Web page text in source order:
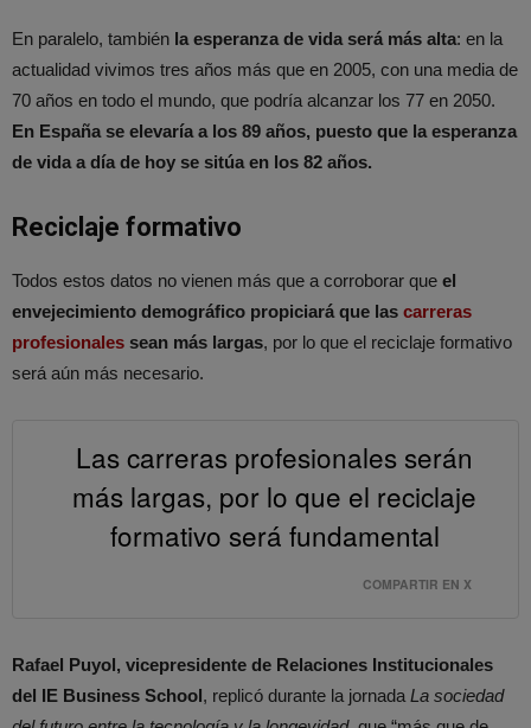
En paralelo, también la esperanza de vida será más alta: en la
actualidad vivimos tres años más que en 2005, con una media de
70 años en todo el mundo, que podría alcanzar los 77 en 2050.
En España se elevaría a los 89 años, puesto que la esperanza
de vida a día de hoy se sitúa en los 82 años.
Reciclaje formativo
Todos estos datos no vienen más que a corroborar que el
envejecimiento demográfico propiciará que las carreras
profesionales sean más largas, por lo que el reciclaje formativo
será aún más necesario.
Las carreras profesionales serán
más largas, por lo que el reciclaje
formativo será fundamental
COMPARTIR EN X
Rafael Puyol, vicepresidente de Relaciones Institucionales
del IE Business School, replicó durante la jornada La sociedad